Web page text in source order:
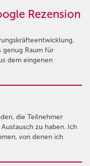
Rezension
genug Raum für
dem eingenen
die Teilnehmer
zu haben. Ich
von denen ich